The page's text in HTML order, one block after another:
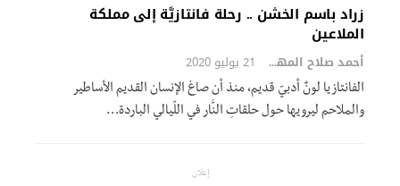
زراد باسم الخشن .. رحلة فانتازيَّة إلى مملكة
الملاعين
أحمد صلاح المهدي 21 يوليو 2020
الفانتازيا لونٌ أدبيّ قديم، منذ أن صاغ الإنسان القديم الأساطير
والملاحم ليرويها حول حلقاتِ النَّار في اللّيالي الباردة…
إعلان